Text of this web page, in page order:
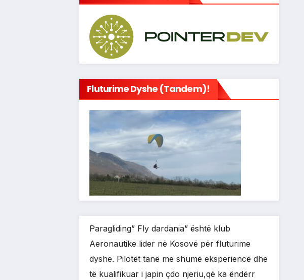
Fluturime Dyshe (tandem)!
Paragliding” Fly dardania” është klub
Aeronautike lider në Kosovë për fluturime
dyshe. Pilotët tanë me shumë eksperiencë dhe
të kualifikuar i japin çdo njeriu,që ka ëndërr